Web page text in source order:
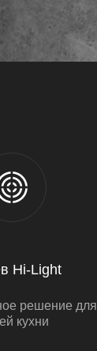
Hi-Light
решение для
кухни